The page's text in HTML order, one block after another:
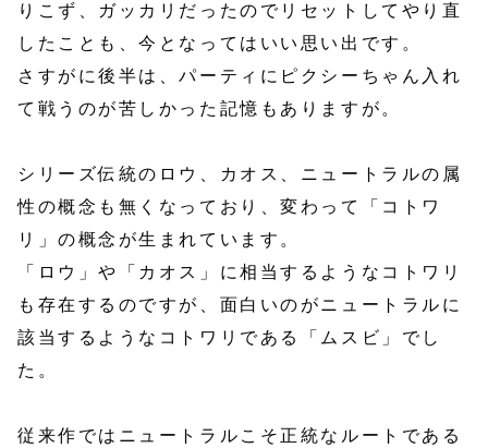
りこず、ガッカリだったのでリセットしてやり直
したことも、今となってはいい思い出です。
さすがに後半は、パーティにピクシーちゃん入れ
て戦うのが苦しかった記憶もありますが。
シリーズ伝統のロウ、カオス、ニュートラルの属
性の概念も無くなっており、変わって「コトワ
リ」の概念が生まれています。
「ロウ」や「カオス」に相当するようなコトワリ
も存在するのですが、面白いのがニュートラルに
該当するようなコトワリである「ムスビ」でし
た。
従来作ではニュートラルこそ正統なルートである